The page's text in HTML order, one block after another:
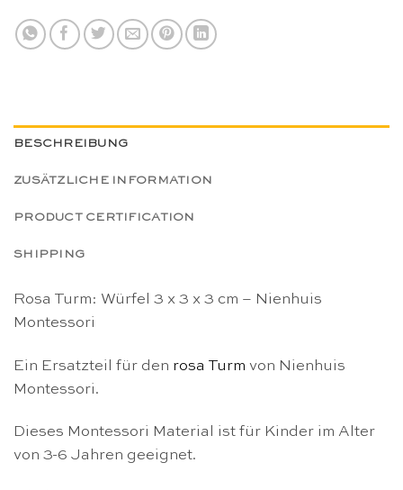
BESCHREIBUNG
ZUSÄTZLICHE INFORMATION
PRODUCT CERTIFICATION
SHIPPING
Rosa Turm: Würfel 3 x 3 x 3 cm – Nienhuis
Montessori
Ein Ersatzteil für den rosa Turm von Nienhuis
Montessori.
Dieses Montessori Material ist für Kinder im Alter
von 3-6 Jahren geeignet.